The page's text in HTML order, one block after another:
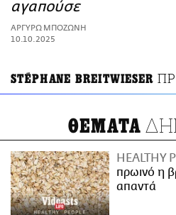
PRINT
αγαπούσε
ΑΡΓΥΡΩ ΜΠΟΖΩΝΗ
10.10.2025
STÉPHANE BREITWIESER
ΘΕΜΑΤΑ
HEALTHY
πρωινό η
απαντά